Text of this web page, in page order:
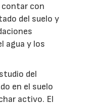
contar con
del suelo y
agua y los
del
en el suelo
activo. El